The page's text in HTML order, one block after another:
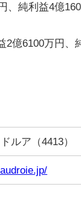
、純利益4億
億6100万円、
ルア（4413）